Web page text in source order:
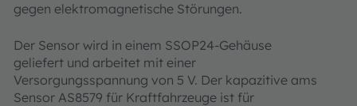
gegen elektromagnetische Störungen.
Der Sensor wird in einem SSOP24-Gehäuse
geliefert und arbeitet mit einer
Versorgungsspannung von 5 V. Der kapazitive ams
Sensor AS8579 für Kraftfahrzeuge ist für